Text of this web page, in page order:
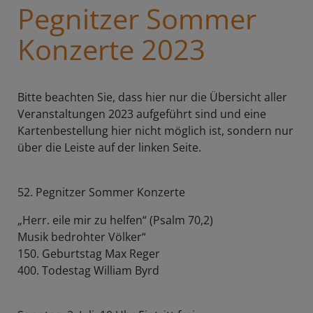
Pegnitzer Sommer
Konzerte 2023
Bitte beachten Sie, dass hier nur die Übersicht aller
Veranstaltungen 2023 aufgeführt sind und eine
Kartenbestellung hier nicht möglich ist, sondern nur
über die Leiste auf der linken Seite.
52. Pegnitzer Sommer Konzerte
„Herr. eile mir zu helfen“ (Psalm 70,2)
Musik bedrohter Völker“
150. Geburtstag Max Reger
400. Todestag William Byrd